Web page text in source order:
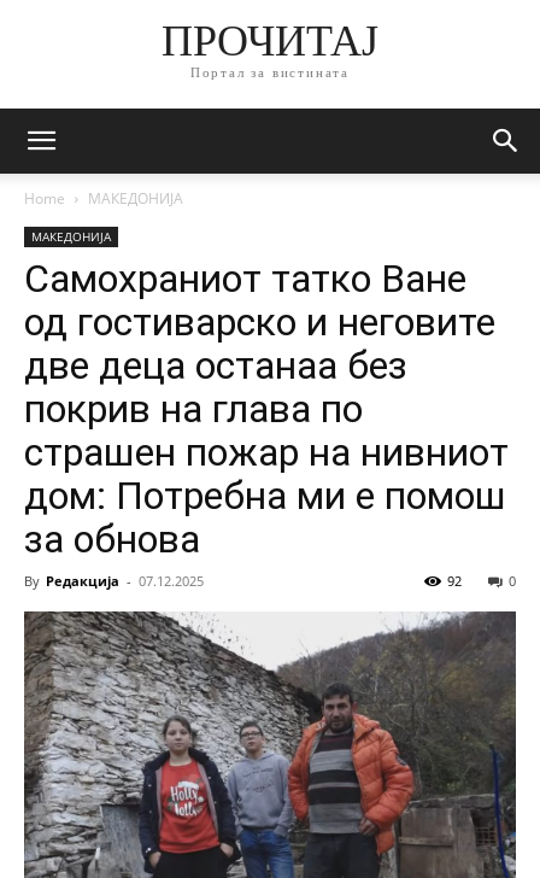
ПРОЧИТАЈ
Портал за вистината
Home МАКЕДОНИЈА
МАКЕДОНИЈА
Самохраниот татко Ване
од гостиварско и неговите
две деца останаа без
покрив на глава по
страшен пожар на нивниот
дом: Потребна ми е помош
за обнова
By Редакција - 07.12.2025 0
92